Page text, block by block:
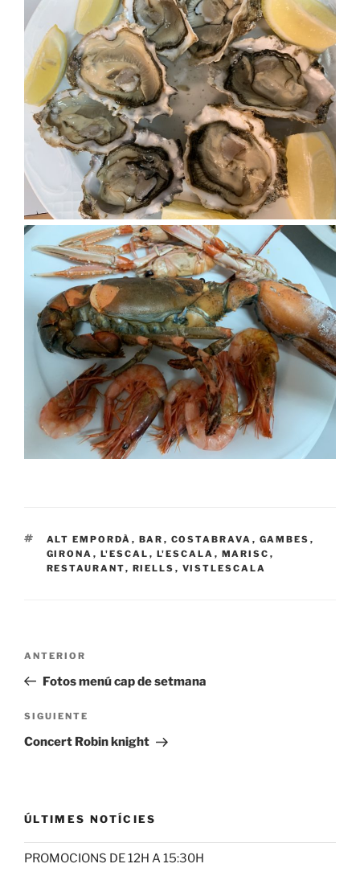
ETIQUETAS
ALT EMPORDÀ , BAR , COSTABRAVA , GAMBES ,
GIRONA , L'ESCAL , L'ESCALA , MARISC ,
RESTAURANT, RIELLS , VISTLESCALA
entradas
Entrada
anterior:
ANTERIOR
Fotos menú cap de setmana
Siguiente
entrada
SIGUIENTE
Concert Robin knight
ÚLTIMES NOTÍCIES
PROMOCIONS DE 12H A 15:30H